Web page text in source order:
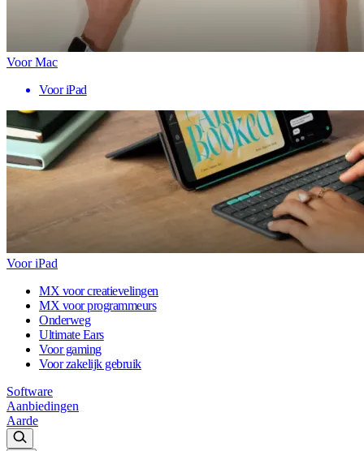
Voor Mac
Voor iPad
Voor iPad
MX voor creatievelingen
MX voor programmeurs
Onderweg
Ultimate Ears
Voor gaming
Voor zakelijk gebruik
Software
Aanbiedingen
Aarde